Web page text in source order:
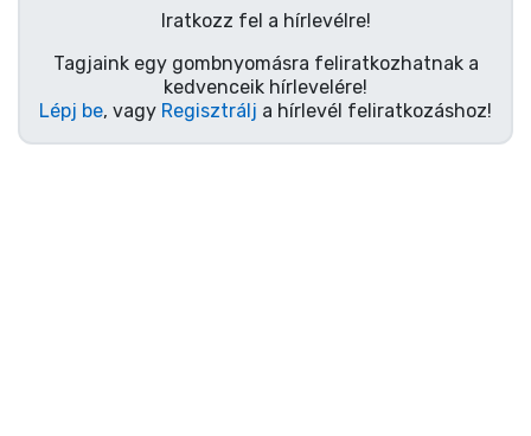
Iratkozz fel a hírlevélre!
Tagjaink egy gombnyomásra feliratkozhatnak a
kedvenceik hírlevelére!
Lépj be, vagy Regisztrálj a hírlevél feliratkozáshoz!
Szállítás és fizetés
Sorozatos cuccok